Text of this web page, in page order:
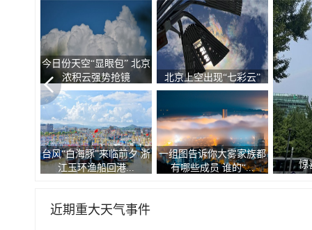
走进青海祁连 邂逅一场大
自然的顶级配色
北京现超清晰日晕 好似天
空“大眼睛”
台风“白海豚”逼近 游客从
南麂岛撤离上岸
有种冷叫嗷嗷冷！9张图
告诉你北方人冬天到...
“
近期重大天气事件